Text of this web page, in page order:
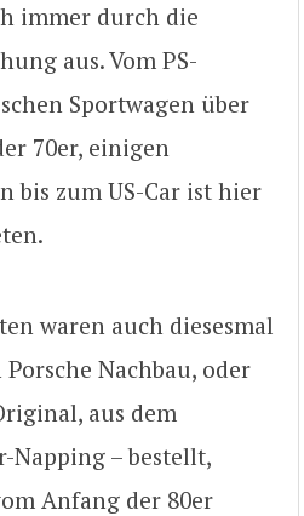
immer durch die
aus. Vom PS-
Sportwagen über
70er, einigen
bis zum US-Car ist hier
waren auch diesesmal
Nachbau, oder
aus dem
Napping – bestellt,
Anfang der 80er